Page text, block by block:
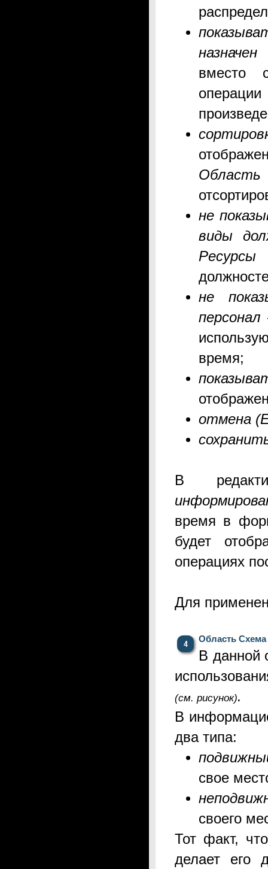
вместо
не
виды
Ресурсы
не
персонал
время;
отмена
В
время в
будет
операциях
Для
Область Схема
В данной
(см. рисунок).
В
два типа:
свое
своего
Тот факт,
делает его